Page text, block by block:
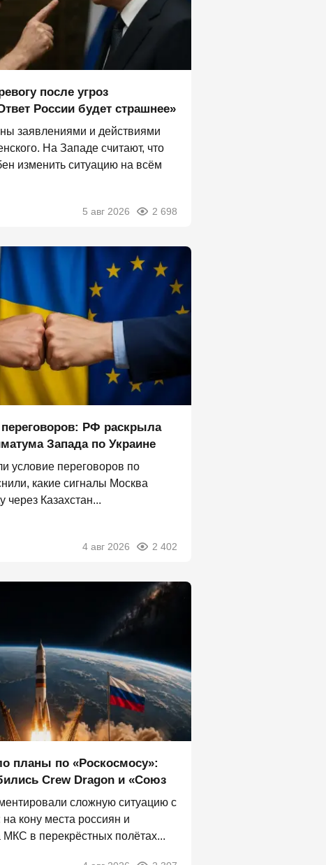
после угроз
России будет страшнее»
заявлениями и действиями
На Западе считают, что
изменить ситуацию на всём
5 авг 2026 2 698
РФ раскрыла
Запада по Украине
условие переговоров по
какие сигналы Москва
через Казахстан...
4 авг 2026 2 402
планы по «Роскосмосу»:
Crew Dragon и «Союз
сложную ситуацию с
кону места россиян и
в перекрёстных полётах...